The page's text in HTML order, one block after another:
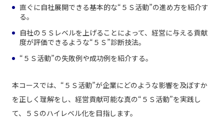
直ぐに自社展開できる基本的な“５Ｓ活動”の進め方を紹介す
る。
自社の５Ｓレベルを上げることによって、経営に与える貢献
度が評価できるような“５Ｓ”診断技法。
“５Ｓ活動”の失敗例や成功例を紹介する。
本コースでは、“５Ｓ活動”が企業にどのような影響を及ぼすか
を正しく理解をし、経営貢献可能な真の“５Ｓ活動”を実践し
て、５Ｓのハイレベル化を目指します。